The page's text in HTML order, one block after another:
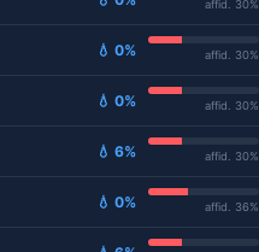
affid. 30%
💧 0% affid. 30%
💧 0% affid. 30%
💧 6% affid. 30%
💧 0% affid. 36%